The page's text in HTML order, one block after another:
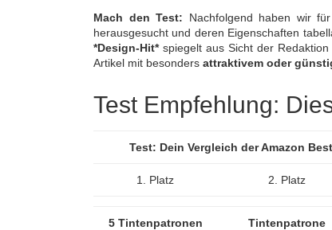
Mach den Test: Nachfolgend haben wir
herausgesucht und deren Eigenschaften
*Design-Hit*spiegelt aus Sicht der
Artikel mit besonders attraktivem oder
Test Empfehlung:
Test: Dein Vergleich der Amazon
1. Platz 2. Platz
5 Tintenpatronen
Tintenpatrone